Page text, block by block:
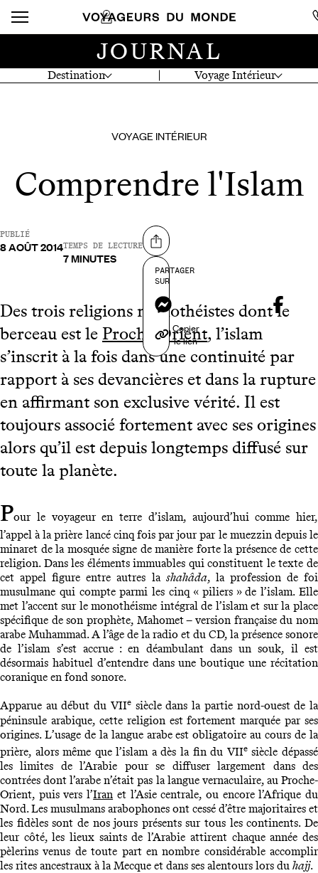
Destination Voyage Intérieur
JOURNAL
VOYAGE INTÉRIEUR
Comprendre l'Islam
PUBLIÉ
8 AOÛT 2014TEMPS DE LECTURE
7 MINUTES
Partager sur
PARTAGER
SUR
Messenger
Copier
le lien
Des trois religions monothéistes dont le
berceau est le Proche Orient, l’islam
s’inscrit à la fois dans une continuité par
rapport à ses devancières et dans la rupture
en affirmant son exclusive vérité. Il est
toujours associé fortement avec ses origines
alors qu’il est depuis longtemps diffusé sur
toute la planète.
Pour le voyageur en terre d’islam, aujourd’hui comme hier,
l’appel à la prière lancé cinq fois par jour par le muezzin depuis le
minaret de la mosquée signe de manière forte la présence de cette
religion. Dans les éléments immuables qui constituent le texte de
cet appel figure entre autres la shahâda, la profession de foi
musulmane qui compte parmi les cinq « piliers » de l’islam. Elle
met l’accent sur le monothéisme intégral de l’islam et sur la place
spécifique de son prophète, Mahomet – version française du nom
arabe Muhammad. A l’âge de la radio et du CD, la présence sonore
de l’islam s’est accrue : en déambulant dans un souk, il est
désormais habituel d’entendre dans une boutique une récitation
coranique en fond sonore.
Apparue au début du VIIesiècle dans la partie nord-ouest de la
péninsule arabique, cette religion est fortement marquée par ses
origines. L’usage de la langue arabe est obligatoire au cours de la
prière, alors même que l’islam a dès la fin du VIIesiècle dépassé
les limites de l’Arabie pour se diffuser largement dans des
contrées dont l’arabe n’était pas la langue vernaculaire, au Proche-
Orient, puis vers l’Iran et l’Asie centrale, ou encore l’Afrique du
Nord. Les musulmans arabophones ont cessé d’être majoritaires et
les fidèles sont de nos jours présents sur tous les continents. De
leur côté, les lieux saints de l’Arabie attirent chaque année des
pèlerins venus de toute part en nombre considérable accomplir
les rites ancestraux à la Mecque et dans ses alentours lors du hajj.